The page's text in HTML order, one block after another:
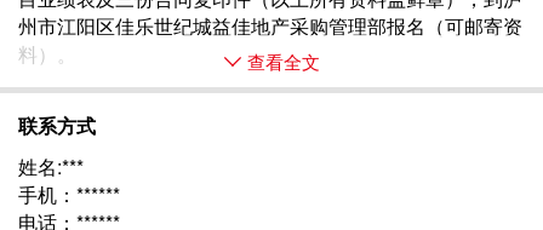
州市江阳区佳乐世纪城益佳地产采购管理部报名（可邮寄资
料）。
查看全文
联系方式
姓名:***
手机：******
电话：******